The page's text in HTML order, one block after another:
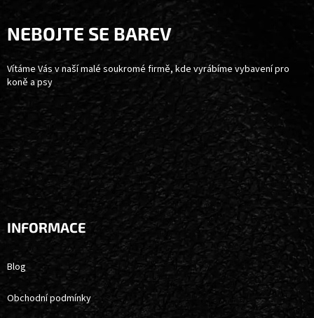
ANEBOJTE SE BAREV
Vítáme Vás v naší malé soukromé firmě, kde vyrábíme vybavení pro
koně a psy
INFORMACE
Blog
Obchodní podmínky